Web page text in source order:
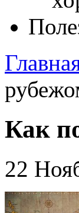
Как
22